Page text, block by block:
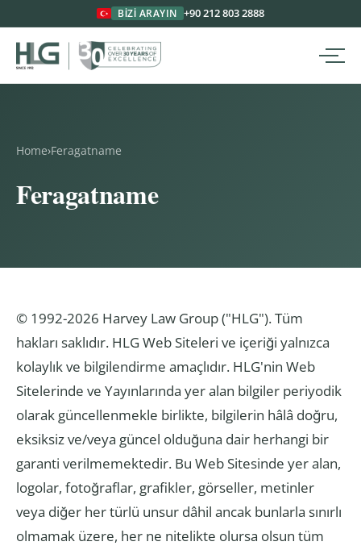
BIZI ARAYIN +90 212 803 2888
Home›Feragatname
Feragatname
© 1992-2026 Harvey Law Group ("HLG"). Tüm
hakları saklıdır. HLG Web Siteleri ve içeriği yalnızca
kolaylık ve bilgilendirme amaçlıdır. HLG'nin Web
Sitelerinde ve Yayınlarında yer alan bilgiler periyodik
olarak güncellenmekle birlikte, bilgilerin hâlâ doğru,
eksiksiz ve/veya güncel olduğuna dair herhangi bir
garanti verilmemektedir. Bu Web Sitesinde yer alan,
logolar, fotoğraflar, grafikler, görseller, metinler
veya diğer her türlü unsur dâhil ancak bunlarla sınırlı
olmamak üzere, her ne nitelikte olursa olsun tüm